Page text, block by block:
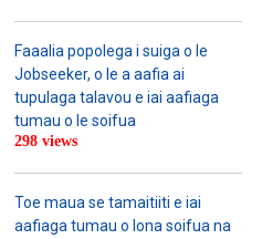
Faaalia popolega i suiga o le
Jobseeker, o le a aafia ai
tupulaga talavou e iai aafiaga
tumau o le soifua
298 views
Toe maua se tamaitiiti e iai
aafiaga tumau o lona soifua na